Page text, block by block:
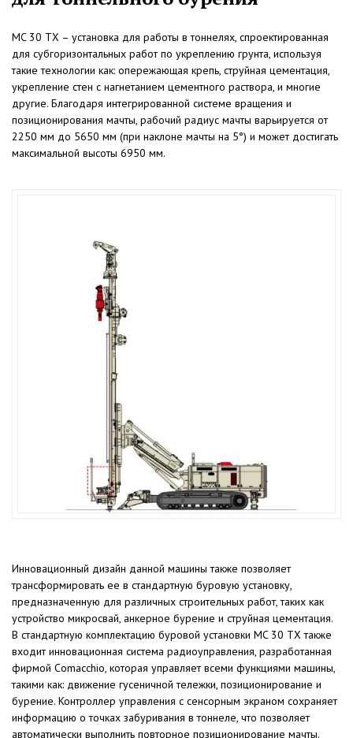
MC 30 TX – установка для работы в тоннелях, спроектированная
для субгоризонтальных работ по укреплению грунта, используя
такие технологии как: опережающая крепь, струйная цементация,
укрепление стен с нагнетанием цементного раствора, и многие
другие. Благодаря интегрированной системе вращения и
позиционирования мачты, рабочий радиус мачты варьируется от
2250 мм до 5650 мм (при наклоне мачты на 5°) и может достигать
максимальной высоты 6950 мм.
Инновационный дизайн данной машины также позволяет
трансформировать ее в стандартную буровую установку,
предназначенную для различных строительных работ, таких как
устройство микросвай, анкерное бурение и струйная цементация.
В стандартную комплектацию буровой установки MC 30 TX также
входит инновационная система радиоуправления, разработанная
фирмой Comacchio, которая управляет всеми функциями машины,
такими как: движение гусеничной тележки, позиционирование и
бурение. Контроллер управления с сенсорным экраном сохраняет
информацию о точках забуривания в тоннеле, что позволяет
автоматически выполнить повторное позиционирование мачты.